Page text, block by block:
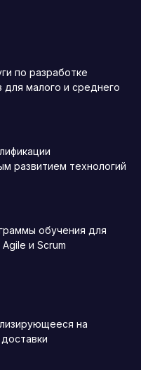
по разработке
для малого и среднего
развитием технологий
обучения для
и Scrum
на